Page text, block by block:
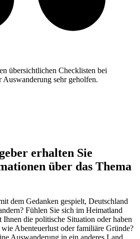
übersichtlichen Checklisten bei
Auswanderung sehr geholfen.
erhalten Sie
über das Thema
dem Gedanken gespielt, Deutschland
Fühlen Sie sich im Heimatland
die politische Situation oder haben
Abenteuerlust oder familiäre Gründe?